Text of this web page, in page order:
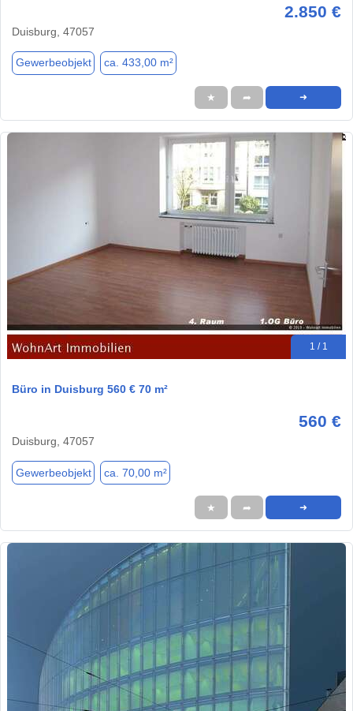
2.850 €
Duisburg, 47057
Gewerbeobjekt ca. 433,00 m²
★ ➦ ➜
1 / 1
Büro in Duisburg 560 € 70 m²
560 €
Duisburg, 47057
Gewerbeobjekt ca. 70,00 m²
★ ➦ ➜